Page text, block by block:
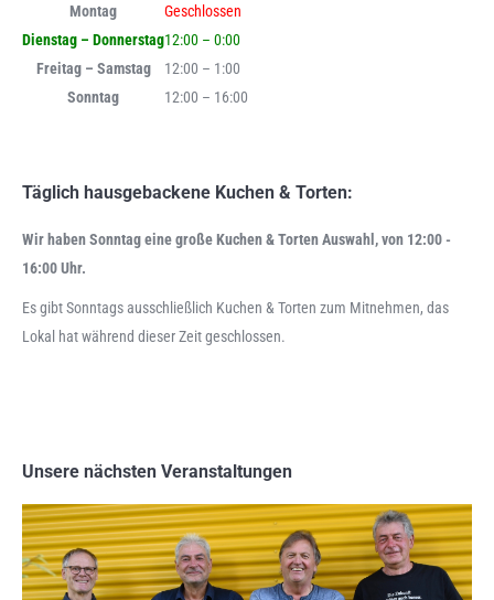
Montag
Geschlossen
Dienstag – Donnerstag12:00 – 0:00
Freitag – Samstag
12:00 – 1:00
Sonntag
12:00 – 16:00
Täglich hausgebackene Kuchen & Torten:
Wir haben Sonntag eine große Kuchen & Torten Auswahl, von 12:00 -
16:00 Uhr.
Es gibt Sonntags ausschließlich Kuchen & Torten zum Mitnehmen, das
Lokal hat während dieser Zeit geschlossen.
Unsere nächsten Veranstaltungen